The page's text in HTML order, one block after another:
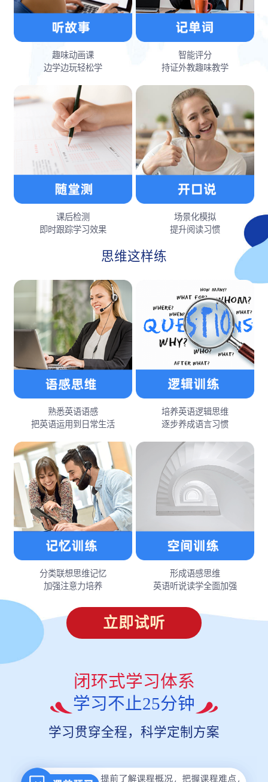
趣味动画课
边学边玩轻松学
智能评分
持证外教趣味教学
课后检测
即时跟踪学习效果
场景化模拟
提升阅读习惯
思维这样练
熟悉英语语感
把英语运用到日常生活
培养英语逻辑思维
逐步养成语言习惯
分类联想思维记忆
加强注意力培养
形成语感思维
英语听说读学全面加强
立即试听
闭环式学习体系
学习不止25分钟
学习贯穿全程，科学定制方案